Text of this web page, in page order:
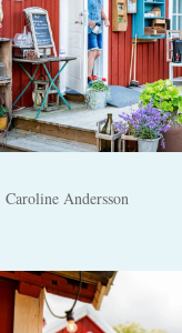
Caroline Andersson